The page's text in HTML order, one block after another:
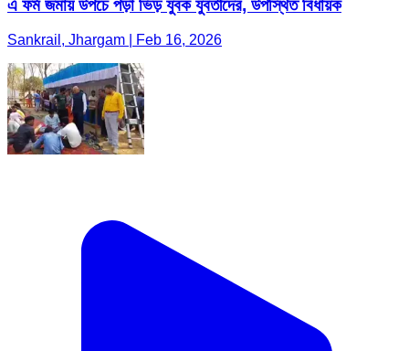
এ ফর্ম জমায় উপচে পড়া ভিড় যুবক যুবতীদের, উপস্থিত বিধায়ক
Sankrail, Jhargam | Feb 16, 2026